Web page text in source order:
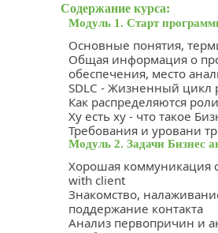
Содержание курса:
Модуль 1. Старт
Основные понятия,
Общая информация о
обеспечения, место
SDLC - Жизненный цикл
Как распределяются
Ху есть ху - что такое
Требования и уровани
Модуль 2. Задачи Бизнес
Хорошая коммуникация
with client
Знакомство,
поддержание контакта
Анализ первопричин и